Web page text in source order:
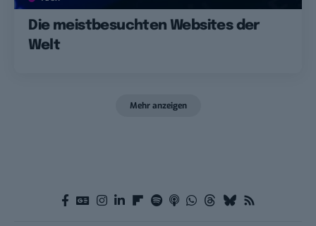
Die meistbesuchten Websites der
Welt
Mehr anzeigen